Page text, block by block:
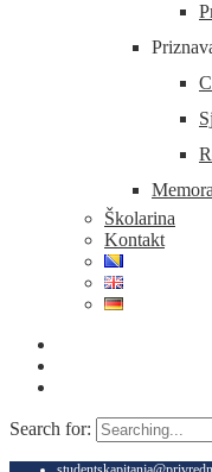
Školarina
Kontakt
Search for: